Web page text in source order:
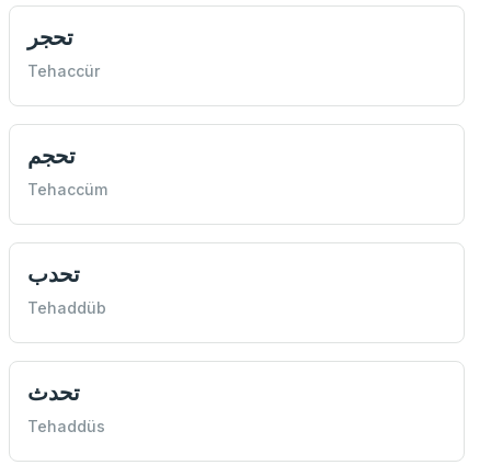
تحجر
Tehaccür
تحجم
Tehaccüm
تحدب
Tehaddüb
تحدث
Tehaddüs